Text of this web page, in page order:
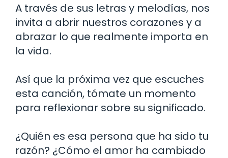
A través de sus letras y melodías, nos
invita a abrir nuestros corazones y a
abrazar lo que realmente importa en
la vida.
Así que la próxima vez que escuches
esta canción, tómate un momento
para reflexionar sobre su significado.
¿Quién es esa persona que ha sido tu
razón? ¿Cómo el amor ha cambiado